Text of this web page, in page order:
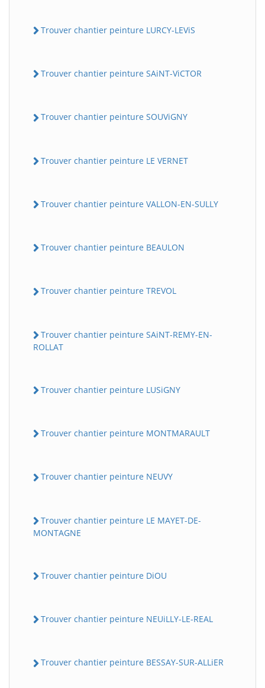
Trouver chantier peinture LURCY-LEViS
Trouver chantier peinture SAiNT-ViCTOR
Trouver chantier peinture SOUViGNY
Trouver chantier peinture LE VERNET
Trouver chantier peinture VALLON-EN-SULLY
Trouver chantier peinture BEAULON
Trouver chantier peinture TREVOL
Trouver chantier peinture SAiNT-REMY-EN-
ROLLAT
Trouver chantier peinture LUSiGNY
Trouver chantier peinture MONTMARAULT
Trouver chantier peinture NEUVY
Trouver chantier peinture LE MAYET-DE-
MONTAGNE
Trouver chantier peinture DiOU
Trouver chantier peinture NEUiLLY-LE-REAL
Trouver chantier peinture BESSAY-SUR-ALLiER